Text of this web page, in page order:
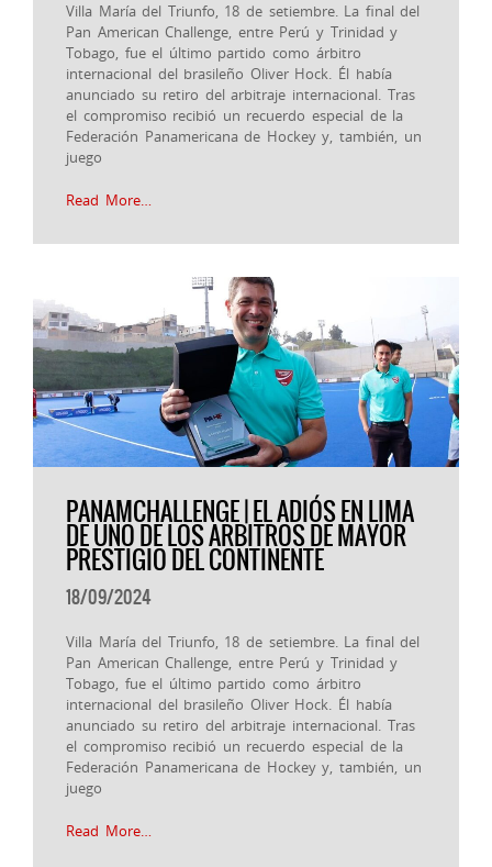
Villa María del Triunfo, 18 de setiembre. La final del
Pan American Challenge, entre Perú y Trinidad y
Tobago, fue el último partido como árbitro
internacional del brasileño Oliver Hock. Él había
anunciado su retiro del arbitraje internacional. Tras
el compromiso recibió un recuerdo especial de la
Federación Panamericana de Hockey y, también, un
juego
Read More…
PANAMCHALLENGE | EL ADIÓS EN LIMA
DE UNO DE LOS ARBITROS DE MAYOR
PRESTIGIO DEL CONTINENTE
18/09/2024
Villa María del Triunfo, 18 de setiembre. La final del
Pan American Challenge, entre Perú y Trinidad y
Tobago, fue el último partido como árbitro
internacional del brasileño Oliver Hock. Él había
anunciado su retiro del arbitraje internacional. Tras
el compromiso recibió un recuerdo especial de la
Federación Panamericana de Hockey y, también, un
juego
Read More…